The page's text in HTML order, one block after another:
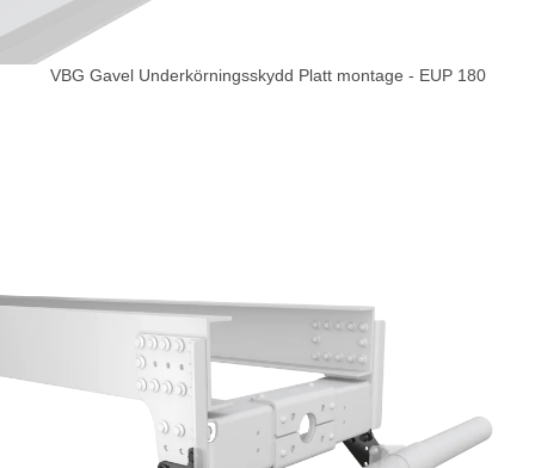
VBG Gavel Underkörningsskydd Platt montage - EUP 180